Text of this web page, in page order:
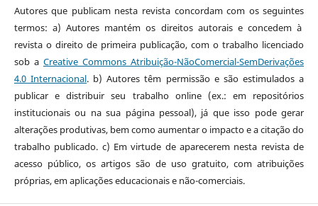
Autores que publicam nesta revista concordam com os seguintes
termos: a) Autores mantém os direitos autorais e concedem à
revista o direito de primeira publicação, com o trabalho licenciado
sob a Creative Commons Atribuição-NãoComercial-SemDerivações
4.0 Internacional. b) Autores têm permissão e são estimulados a
publicar e distribuir seu trabalho online (ex.: em repositórios
institucionais ou na sua página pessoal), já que isso pode gerar
alterações produtivas, bem como aumentar o impacto e a citação do
trabalho publicado. c) Em virtude de aparecerem nesta revista de
acesso público, os artigos são de uso gratuito, com atribuições
próprias, em aplicações educacionais e não-comerciais.